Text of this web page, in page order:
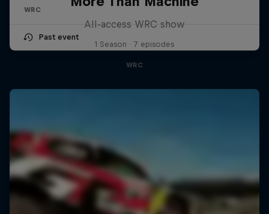
WRC
Past event
All-access WRC show
1 Season · 7 episodes
WRC